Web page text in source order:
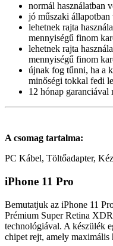
normál használatban
jó műszaki állapotban
lehetnek rajta
mennyiségű finom
lehetnek rajta
mennyiségű finom
újnak fog tűnni, ha a
minőségi tokkal fedi le
12 hónap garanciával
A csomag tartalma:
PC Kábel, Töltőadapter,
iPhone 11 Pro
Bemutatjuk az iPhone 11
Prémium Super Retina
technológiával. A készülék
chipet rejt, amely